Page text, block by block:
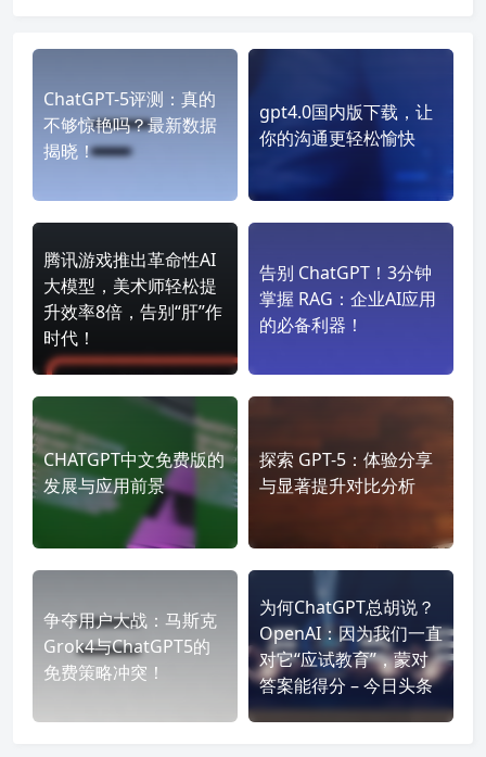
ChatGPT-5评测：真的
不够惊艳吗？最新数据
揭晓！
gpt4.0国内版下载，让
你的沟通更轻松愉快
腾讯游戏推出革命性AI
大模型，美术师轻松提
升效率8倍，告别“肝”作
时代！
告别 ChatGPT！3分钟
掌握 RAG：企业AI应用
的必备利器！
CHATGPT中文免费版的
发展与应用前景
探索 GPT-5：体验分享
与显著提升对比分析
争夺用户大战：马斯克
Grok4与ChatGPT5的
免费策略冲突！
为何ChatGPT总胡说？
OpenAI：因为我们一直
对它“应试教育”，蒙对
答案能得分 – 今日头条